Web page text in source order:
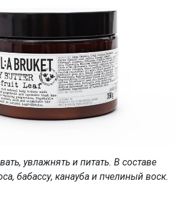
увлажнять и питать. В составе
бабассу, канауба и пчелиный воск.